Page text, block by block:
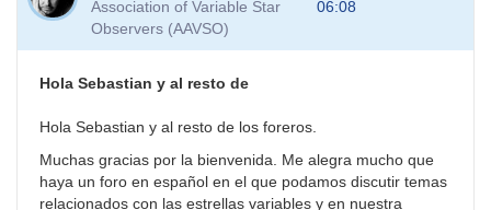
Association of Variable Star
Observers (AAVSO)
06:08
Hola Sebastian y al resto de
Hola Sebastian y al resto de los foreros.
Muchas gracias por la bienvenida. Me alegra mucho que
haya un foro en español en el que podamos discutir temas
relacionados con las estrellas variables y en nuestra